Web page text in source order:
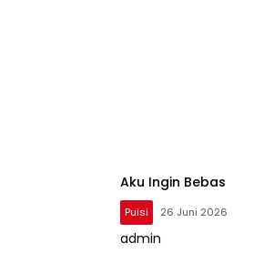
Aku Ingin Bebas
Puisi 26 Juni 2026
admin